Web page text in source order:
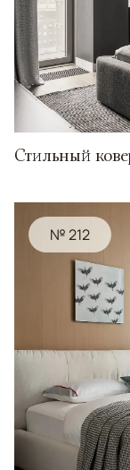
Стильный
№ 212